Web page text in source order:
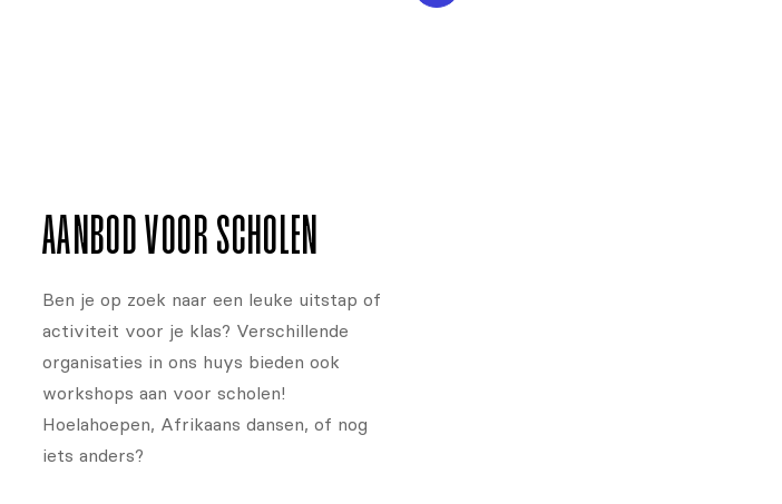
AANBOD VOOR SCHOLEN
Ben je op zoek naar een leuke uitstap of
activiteit voor je klas? Verschillende
organisaties in ons huys bieden ook
workshops aan voor scholen!
Hoelahoepen, Afrikaans dansen, of nog
iets anders?